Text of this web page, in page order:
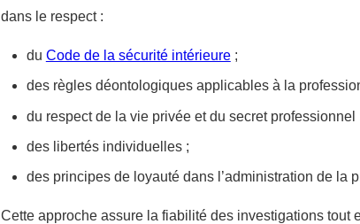
dans le respect :
du Code de la sécurité intérieure;
des règles déontologiques applicables à la
du respect de la vie privée et du secret professionnel
des libertés individuelles ;
des principes de loyauté dans l’administration de la
Cette approche assure la fiabilité des investigations tout